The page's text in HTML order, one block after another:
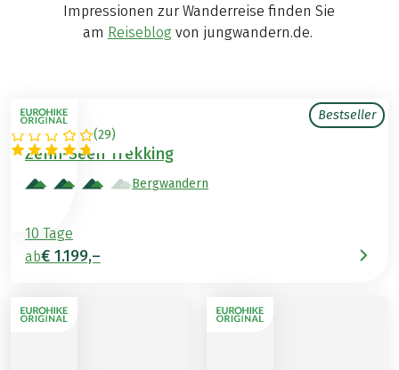
Impressionen zur Wanderreise finden Sie
am Reiseblogvon jungwandern.de.
Bestseller
(29)
ÖSTERREICH
Zehn-Seen Trekking
Bergwandern
10 Tage
ab€ 1.199,–